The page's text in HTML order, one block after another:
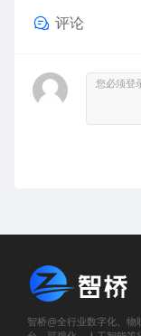
评论
智桥@全行业数字化、